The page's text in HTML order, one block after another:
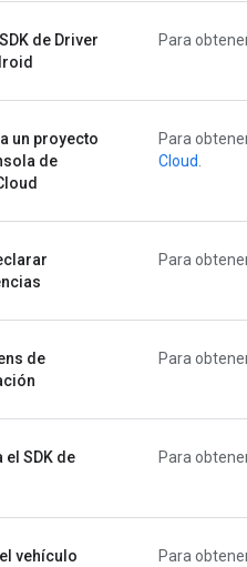
de Driver
Para
un proyecto
de
Para
Cloud
Para
de
Para
el SDK de
Para
vehículo Para